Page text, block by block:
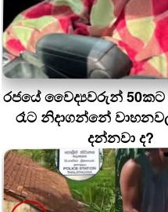
රජයේ වෛද්‍යවරුන් 50කට
රෑට නිදාගන්නේ
දන්නවා ද?